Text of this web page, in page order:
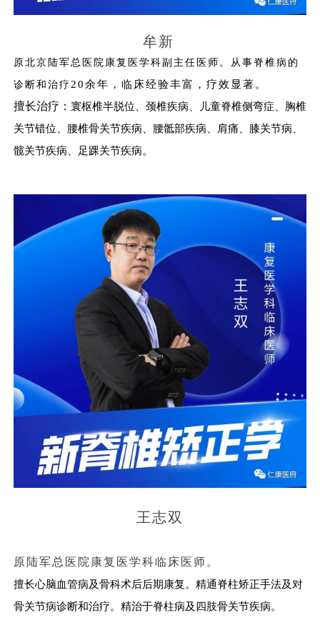
牟新
原北京陆军总医院康复医学科副主任医师。从事脊椎病的
诊断和治疗 20余年，临床经验丰富，疗效显著。
擅长治疗： 寰枢椎半脱位、颈椎疾病、儿童脊椎侧弯症、胸椎
关节错位、腰椎骨关节疾病、腰骶部疾病、肩痛、膝关节病、
髋关节疾病、足踝关节疾病。
王志双
原陆军总医院康复医学科临床医师。
擅长心脑血管病及骨科术后后期康复。精通脊柱矫正手法及对
骨关节病诊断和治疗。精治于脊柱病及四肢骨关节疾病。